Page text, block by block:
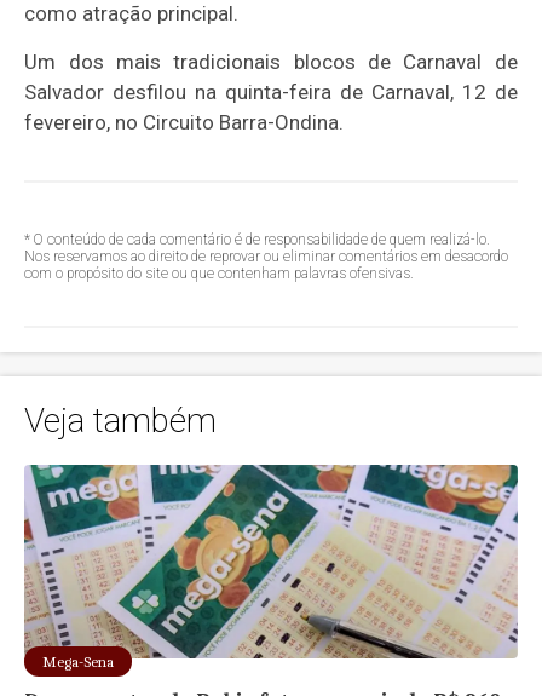
como atração principal.
Um dos mais tradicionais blocos de Carnaval de
Salvador desfilou na quinta-feira de Carnaval, 12 de
fevereiro, no Circuito Barra-Ondina.
* O conteúdo de cada comentário é de responsabilidade de quem realizá-lo.
Nos reservamos ao direito de reprovar ou eliminar comentários em desacordo
com o propósito do site ou que contenham palavras ofensivas.
Veja também
Mega-Sena